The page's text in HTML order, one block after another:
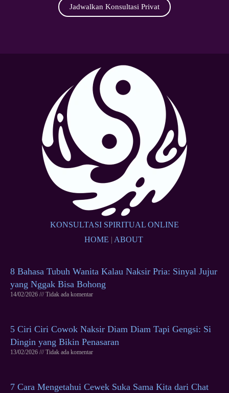
Jadwalkan Konsultasi Privat
KONSULTASI SPIRITUAL ONLINE
HOME | ABOUT
8 Bahasa Tubuh Wanita Kalau Naksir Pria: Sinyal Jujur
yang Nggak Bisa Bohong
14/02/2026 Tidak ada komentar
5 Ciri Ciri Cowok Naksir Diam Diam Tapi Gengsi: Si
Dingin yang Bikin Penasaran
13/02/2026 Tidak ada komentar
7 Cara Mengetahui Cewek Suka Sama Kita dari Chat